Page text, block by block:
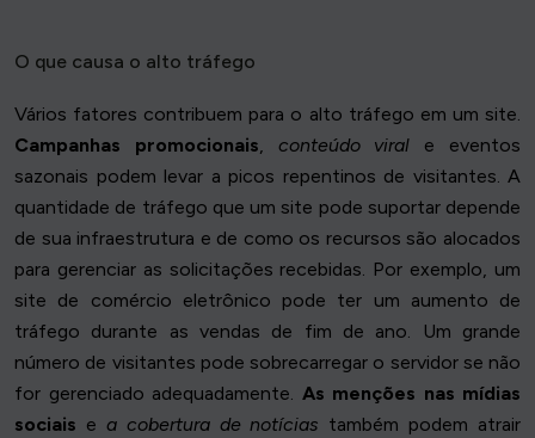
O que causa o alto tráfego
Vários fatores contribuem para o alto tráfego em um site.
Campanhas promocionais, conteúdo viral e eventos
sazonais podem levar a picos repentinos de visitantes. A
quantidade de tráfego que um site pode suportar depende
de sua infraestrutura e de como os recursos são alocados
para gerenciar as solicitações recebidas. Por exemplo, um
site de comércio eletrônico pode ter um aumento de
tráfego durante as vendas de fim de ano. Um grande
número de visitantes pode sobrecarregar o servidor se não
for gerenciado adequadamente. As menções nas mídias
sociais e a cobertura de notícias também podem atrair